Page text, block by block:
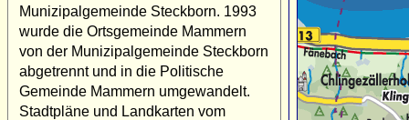
Munizipalgemeinde Steckborn. 1993
wurde die Ortsgemeinde Mammern
von der Munizipalgemeinde Steckborn
abgetrennt und in die Politische
Gemeinde Mammern umgewandelt.
Stadtpläne und Landkarten vom